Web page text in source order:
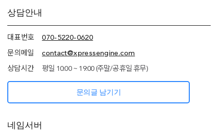
추가
정보
네임서버
정보)
상담안내
대표번호 070-5220-0620
문의메일 contact@xpressengine.com
상담시간 평일 10:00 ~ 19:00 (주말/공휴일 휴무)
문의글 남기기
네임서버